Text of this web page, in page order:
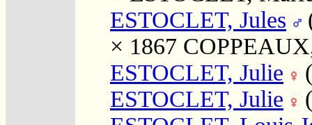
ESTOCLET, Jules
× 1867
ESTOCLET, Julie
ESTOCLET, Julie